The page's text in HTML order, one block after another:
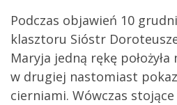
Podczas objawień 10
klasztoru Sióstr
Maryja jedną rękę
w drugiej nastomiast
cierniami. Wówczas